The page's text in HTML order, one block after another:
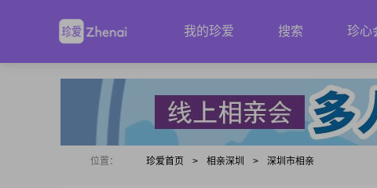
我的珍爱 搜索 珍心
位置： 珍爱首页 > 相亲深圳 > 深圳市相亲